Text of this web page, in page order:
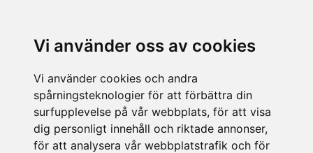
Vi använder oss av cookies
Vi använder cookies och andra
spårningsteknologier för att förbättra din
surfupplevelse på vår webbplats, för att visa
dig personligt innehåll och riktade annonser,
för att analysera vår webbplatstrafik och för